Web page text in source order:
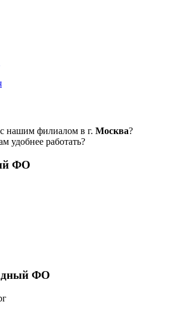
нашим филиалом в г. Москва?
удобнее работать?
ФО
ФО